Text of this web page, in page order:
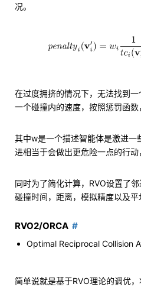
况。
在过度拥挤的情况下，无法找到
一个碰撞内的速度，按照惩罚函数
其中w是一个描述智能体是激进一
进相当于会做出更危险一点的行动
同时为了简化计算，RVO设置了
碰撞时间，距离，模拟精度以及
RVO2/ORCA
Optimal Reciprocal Collision
简单说就是基于RVO理论的调优